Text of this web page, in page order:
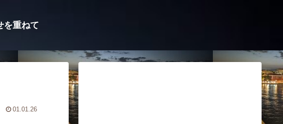
重ねて
01.01.26